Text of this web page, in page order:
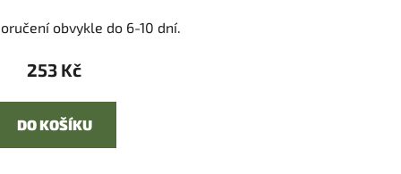
obvykle do 6-10 dní.
253 Kč
DO KOŠÍKU